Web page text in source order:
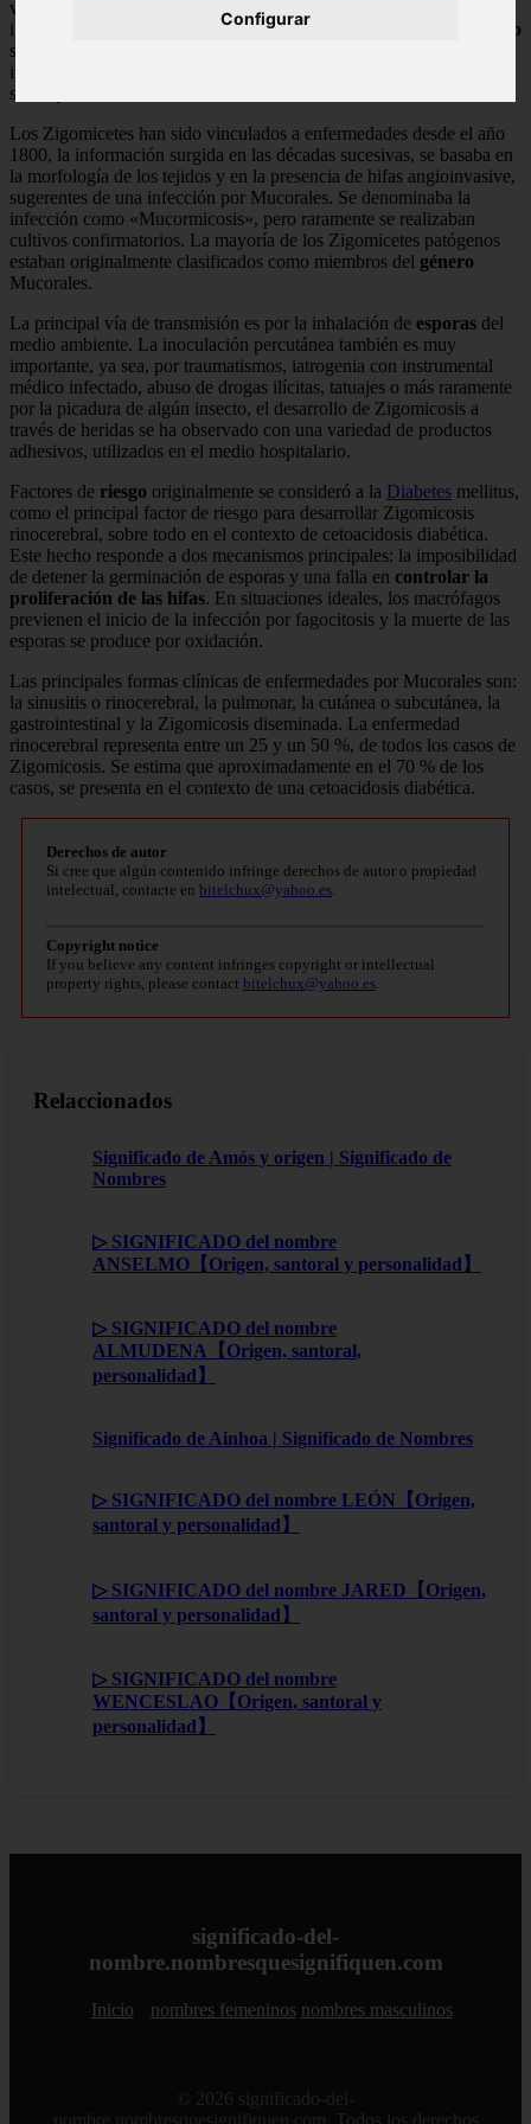
Configurar
vascular aguda, rápidamente progresiva, que afecta pacientes
inmunocomprometidos. La entomoftoromicosis suele ser un
proceso
subcutáneo crónico, lentamente progresivo que afecta a individuos
inmunocompetentes, que habitan en zonas de climas tropicales o
subtropicales.
Los Zigomicetes han sido vinculados a enfermedades desde el año
1800, la información surgida en las décadas sucesivas, se basaba en
la morfología de los tejidos y en la presencia de hifas angioinvasive,
sugerentes de una infección por Mucorales. Se denominaba la
infección como «Mucormicosis», pero raramente se realizaban
cultivos confirmatorios. La mayoría de los Zigomicetes patógenos
estaban originalmente clasificados como miembros del género
Mucorales.
La principal vía de transmisión es por la inhalación de esporas del
medio ambiente. La inoculación percutánea también es muy
importante, ya sea, por traumatismos, iatrogenia con instrumental
médico infectado, abuso de drogas ilícitas, tatuajes o más raramente
por la picadura de algún insecto, el desarrollo de Zigomicosis a
través de heridas se ha observado con una variedad de productos
adhesivos, utilizados en el medio hospitalario.
Factores de riesgo originalmente se consideró a la Diabetes mellitus,
como el principal factor de riesgo para desarrollar Zigomicosis
rinocerebral, sobre todo en el contexto de cetoacidosis diabética.
Este hecho responde a dos mecanismos principales: la imposibilidad
de detener la germinación de esporas y una falla en controlar la
proliferación de las hifas. En situaciones ideales, los macrófagos
previenen el inicio de la infección por fagocitosis y la muerte de las
esporas se produce por oxidación.
Las principales formas clínicas de enfermedades por Mucorales son:
la sinusitis o rinocerebral, la pulmonar, la cutánea o subcutánea, la
gastrointestinal y la Zigomicosis diseminada. La enfermedad
rinocerebral representa entre un 25 y un 50 %, de todos los casos de
Zigomicosis. Se estima que aproximadamente en el 70 % de los
casos, se presenta en el contexto de una cetoacidosis diabética.
Derechos de autor
Si cree que algún contenido infringe derechos de autor o propiedad
intelectual, contacte en bitelchux@yahoo.es
Copyright notice
If you believe any content infringes copyright or intellectual
property rights, please contact bitelchux@yahoo.es
Relaccionados
Significado de Amós y origen | Significado de
Nombres
▷ SIGNIFICADO del nombre
ANSELMO【Origen, santoral y personalidad】
▷ SIGNIFICADO del nombre
ALMUDENA【Origen, santoral,
personalidad】
Significado de Ainhoa | Significado de Nombres
▷ SIGNIFICADO del nombre LEÓN【Origen,
santoral y personalidad】
▷ SIGNIFICADO del nombre JARED【Origen,
santoral y personalidad】
▷ SIGNIFICADO del nombre
WENCESLAO【Origen, santoral y
personalidad】
significado-del-
nombre.nombresquesignifiquen.com
Inicio nombres femeninos nombres masculinos
© 2026 significado-del-
nombre.nombresquesignifiquen.com. Todos los derechos